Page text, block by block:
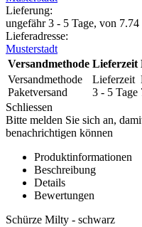
Lieferung:
ungefähr 3 - 5 Tage, von 7.74
Lieferadresse:
Musterstadt
Versandmethode Lieferzeit
Versandmethode
Paketversand
Lieferzeit
3 - 5 Tage
Schliessen
Bitte melden Sie sich an,
benachrichtigen können
Produktinformationen
Beschreibung
Details
Bewertungen
Schürze Milty - schwarz